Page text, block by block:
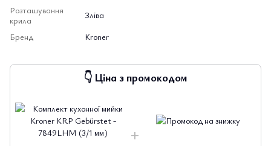
Розташування
крила
Зліва
Бренд
Kroner
👇 Ціна з промокодом